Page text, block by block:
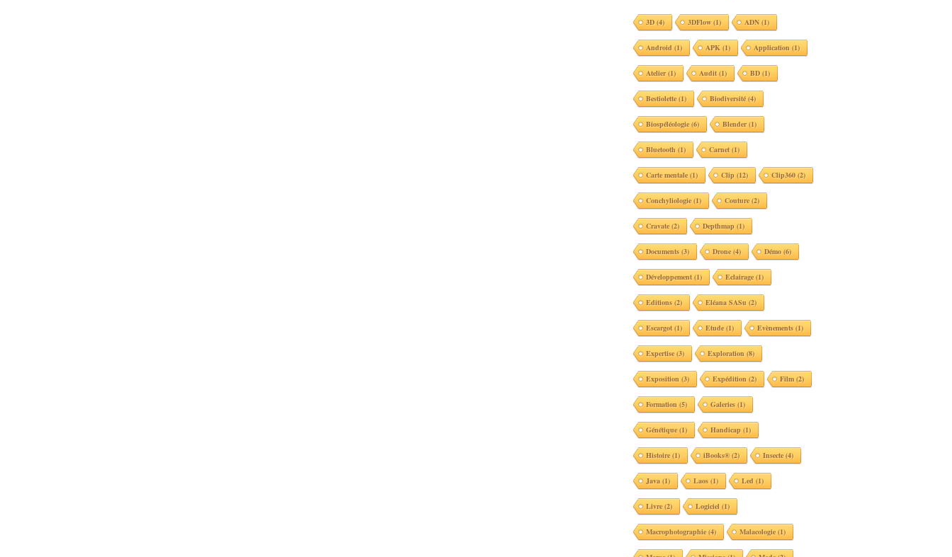
3D(4) 3DFlow(1) ADN(1)
Android(1) APK(1) Application(1)
Atelier(1) Audit(1) BD(1)
Bestiolette(1) Biodiversité(4)
Biospéléologie(6) Blender(1)
Bluetooth(1) Carnet(1)
Carte mentale(1) Clip(12) Clip360(2)
Conchyliologie(1) Couture(2)
Cravate(2) Depthmap(1)
Documents(3) Drone(4) Démo(6)
Développement(1) Eclairage(1)
Editions(2) Eléana SASu(2)
Escargot(1) Etude(1) Evènements(1)
Expertise(3) Exploration(8)
Exposition(3) Expédition(2) Film(2)
Formation(5) Galeries(1)
Génétique(1) Handicap(1)
Histoire(1) iBooks®(2) Insecte(4)
Java(1) Laos(1) Led(1)
Livre(2) Logiciel(1)
Macrophotographie(4) Malacologie(1)